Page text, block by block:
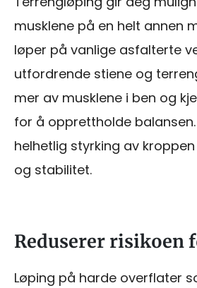
musklene på en helt annen
løper på vanlige asfalterte
utfordrende stiene og
mer av musklene i ben og
for å opprettholde
helhetlig styrking av
og stabilitet.
Reduserer risikoen
Løping på harde overflater